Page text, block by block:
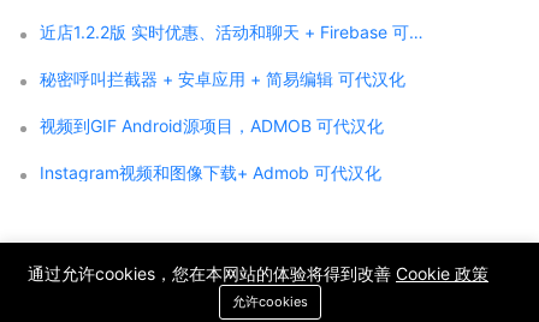
近店1.2.2版 实时优惠、活动和聊天 + Firebase 可代汉化
秘密呼叫拦截器 + 安卓应用 + 简易编辑 可代汉化
视频到GIF Android源项目，ADMOB 可代汉化
Instagram视频和图像下载+ Admob 可代汉化
Copyright © 2021 WPCMF all rights reserved. Powered by WPCMF .
粤ICP备2025374255号
通过允许cookies，您在本网站的体验将得到改善 Cookie 政策
允许cookies